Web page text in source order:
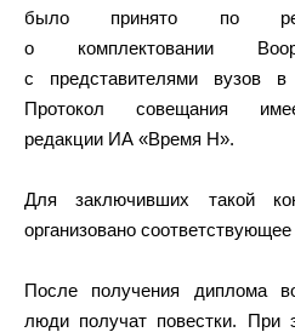
было принято по
о комплектовании
с представителями вузов в
Протокол совещания
редакции ИА «Время Н».
Для заключивших такой
организовано
После получения диплома
люди получат повестки. При